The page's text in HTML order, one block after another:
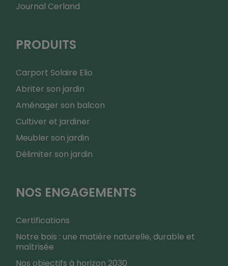
Journal Cerland
PRODUITS
Carport Solaire Elio
Abriter son jardin
Aménager son balcon
Cultiver et jardiner
Meubler son jardin
Délimiter son jardin
NOS ENGAGEMENTS
Certifications
Notre bois : une matière naturelle, durable et
maîtrisée
Nos objectifs à horizon 2030